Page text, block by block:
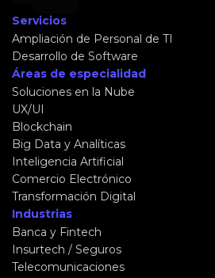
Servicios
Ampliación de Personal de TI
Desarrollo de Software
Áreas de especialidad
Soluciones en la Nube
UX/UI
Blockchain
Big Data y Analíticas
Inteligencia Artificial
Comercio Electrónico
Transformación Digital
Industrias
Banca y Fintech
Insurtech / Seguros
Telecomunicaciones